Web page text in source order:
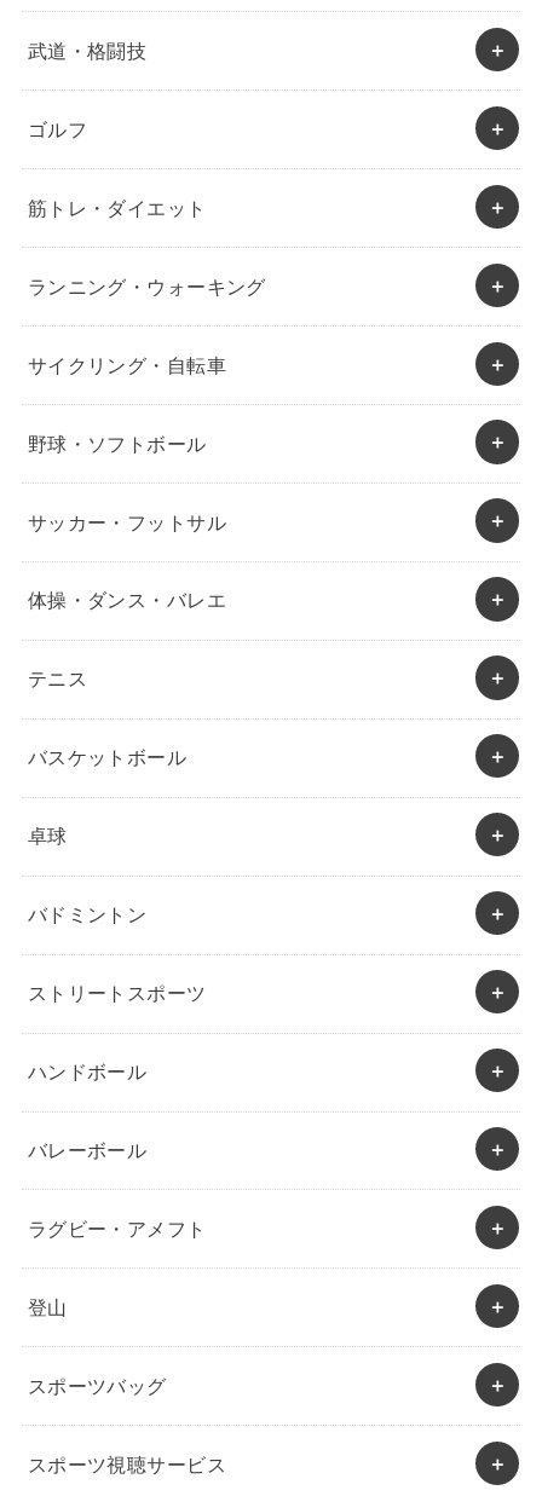
武道・格闘技
ゴルフ
筋トレ・ダイエット
ランニング・ウォーキング
サイクリング・自転車
野球・ソフトボール
サッカー・フットサル
体操・ダンス・バレエ
テニス
バスケットボール
卓球
バドミントン
ストリートスポーツ
ハンドボール
バレーボール
ラグビー・アメフト
登山
スポーツバッグ
スポーツ視聴サービス